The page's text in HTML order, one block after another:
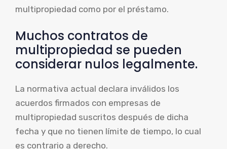
multipropiedad como por el préstamo.
Muchos contratos de
multipropiedad se pueden
considerar nulos legalmente.
La normativa actual declara inválidos los
acuerdos firmados con empresas de
multipropiedad suscritos después de dicha
fecha y que no tienen límite de tiempo, lo cual
es contrario a derecho.